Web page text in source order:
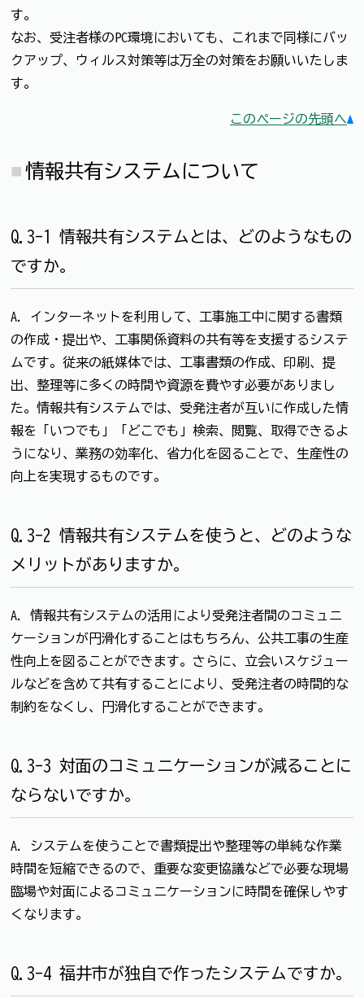
す。
なお、受注者様のPC環境においても、これまで同様にバッ
クアップ、ウィルス対策等は万全の対策をお願いいたしま
す。
このページの先頭へ
情報共有システムについて
Q.3-1 情報共有システムとは、どのようなもの
ですか。
A. インターネットを利用して、工事施工中に関する書類
の作成・提出や、工事関係資料の共有等を支援するシステ
ムです。従来の紙媒体では、工事書類の作成、印刷、提
出、整理等に多くの時間や資源を費やす必要がありまし
た。情報共有システムでは、受発注者が互いに作成した情
報を「いつでも」「どこでも」検索、閲覧、取得できるよ
うになり、業務の効率化、省力化を図ることで、生産性の
向上を実現するものです。
Q.3-2 情報共有システムを使うと、どのような
メリットがありますか。
A. 情報共有システムの活用により受発注者間のコミュニ
ケーションが円滑化することはもちろん、公共工事の生産
性向上を図ることができます。さらに、立会いスケジュー
ルなどを含めて共有することにより、受発注者の時間的な
制約をなくし、円滑化することができます。
Q.3-3 対面のコミュニケーションが減ることに
ならないですか。
A. システムを使うことで書類提出や整理等の単純な作業
時間を短縮できるので、重要な変更協議などで必要な現場
臨場や対面によるコミュニケーションに時間を確保しやす
くなります。
Q.3-4 福井市が独自で作ったシステムですか。